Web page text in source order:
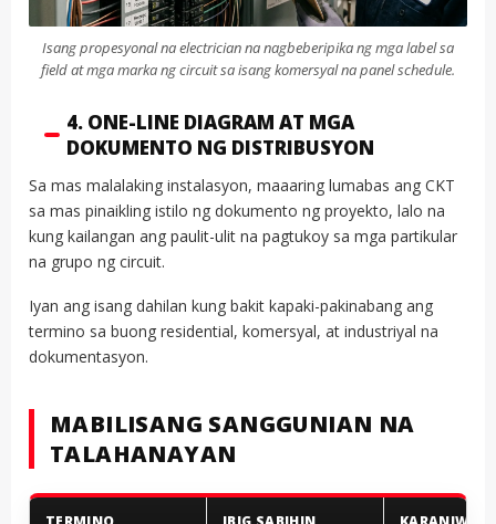
Isang propesyonal na electrician na nagbeberipika ng mga label sa
field at mga marka ng circuit sa isang komersyal na panel schedule.
4. ONE-LINE DIAGRAM AT MGA
DOKUMENTO NG DISTRIBUSYON
Sa mas malalaking instalasyon, maaaring lumabas ang CKT
sa mas pinaikling istilo ng dokumento ng proyekto, lalo na
kung kailangan ang paulit-ulit na pagtukoy sa mga partikular
na grupo ng circuit.
Iyan ang isang dahilan kung bakit kapaki-pakinabang ang
termino sa buong residential, komersyal, at industriyal na
dokumentasyon.
MABILISANG SANGGUNIAN NA
TALAHANAYAN